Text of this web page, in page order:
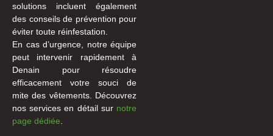
solutions incluent également
des conseils de prévention pour
éviter toute réinfestation.
En cas d’urgence, notre équipe
peut intervenir rapidement à
Denain pour résoudre
efficacement votre souci de
mite des vêtements. Découvrez
nos services en détail sur notre
page dédiée